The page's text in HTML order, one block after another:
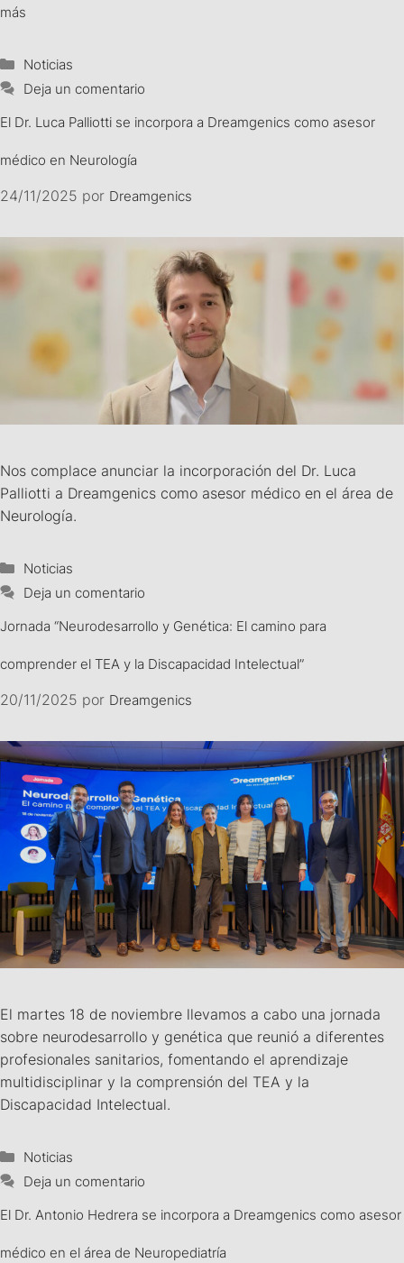
más
Noticias
Deja un comentario
El Dr. Luca Palliotti se incorpora a Dreamgenics como asesor
médico en Neurología
24/11/2025 por Dreamgenics
Nos complace anunciar la incorporación del Dr. Luca
Palliotti a Dreamgenics como asesor médico en el área de
Neurología.
Noticias
Deja un comentario
Jornada “Neurodesarrollo y Genética: El camino para
comprender el TEA y la Discapacidad Intelectual”
20/11/2025 por Dreamgenics
El martes 18 de noviembre llevamos a cabo una jornada
sobre neurodesarrollo y genética que reunió a diferentes
profesionales sanitarios, fomentando el aprendizaje
multidisciplinar y la comprensión del TEA y la
Discapacidad Intelectual.
Noticias
Deja un comentario
El Dr. Antonio Hedrera se incorpora a Dreamgenics como asesor
médico en el área de Neuropediatría